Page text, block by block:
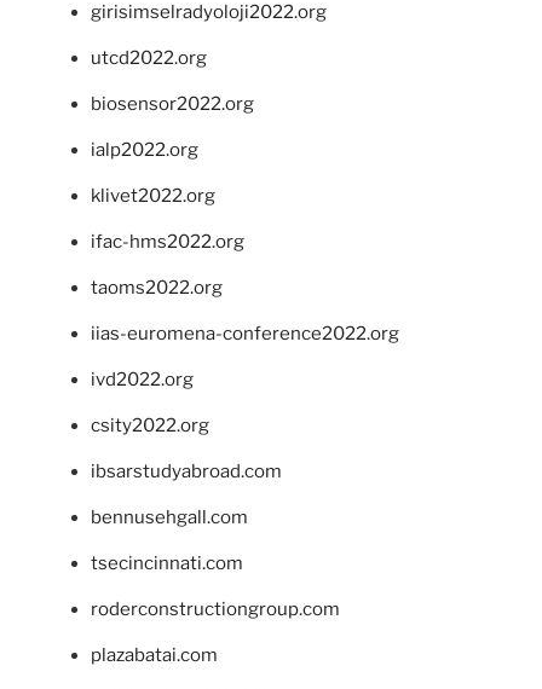
girisimselradyoloji2022.org
utcd2022.org
biosensor2022.org
ialp2022.org
klivet2022.org
ifac-hms2022.org
taoms2022.org
iias-euromena-conference2022.org
ivd2022.org
csity2022.org
ibsarstudyabroad.com
bennusehgall.com
tsecincinnati.com
roderconstructiongroup.com
plazabatai.com